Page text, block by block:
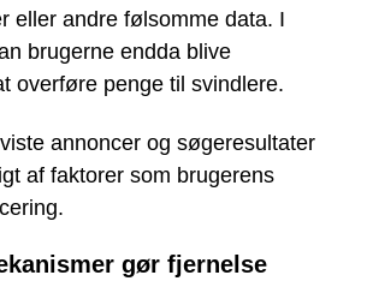
eller andre følsomme data. I
brugerne endda blive
overføre penge til svindlere.
annoncer og søgeresultater
af faktorer som brugerens
gør fjernelse